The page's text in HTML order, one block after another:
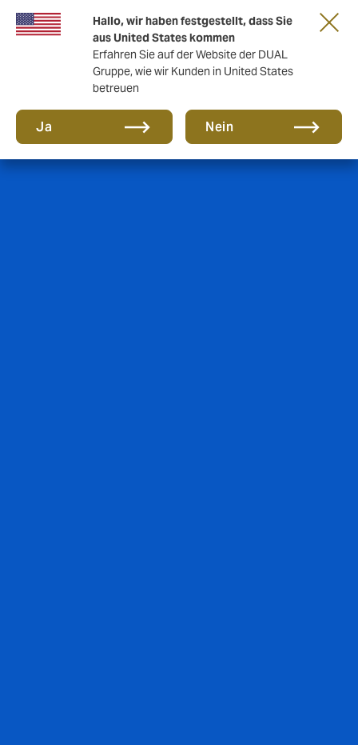
Hallo, wir haben festgestellt, dass Sie
aus United States kommen
Erfahren Sie auf der Website der DUAL
Gruppe, wie wir Kunden in United States
betreuen
Ja Nein
Gemeinsam in die nächste Runde. Renew
with us